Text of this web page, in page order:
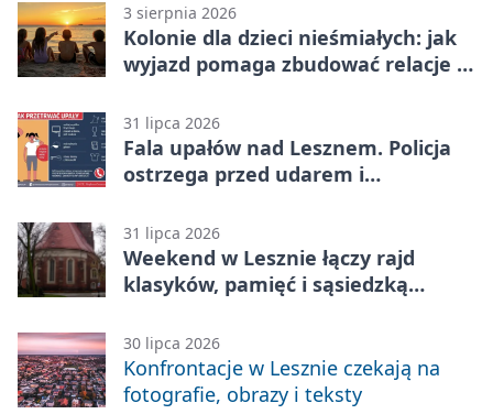
3 sierpnia 2026
Kolonie dla dzieci nieśmiałych: jak
wyjazd pomaga zbudować relacje z
31 lipca 2026
Fala upałów nad Lesznem. Policja
ostrzega przed udarem i
31 lipca 2026
Weekend w Lesznie łączy rajd
klasyków, pamięć i sąsiedzką
30 lipca 2026
Konfrontacje w Lesznie czekają na
fotografie, obrazy i teksty